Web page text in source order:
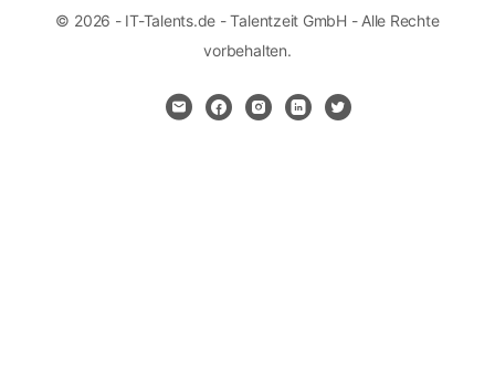
© 2026 - IT-Talents.de - Talentzeit GmbH - Alle Rechte
vorbehalten.